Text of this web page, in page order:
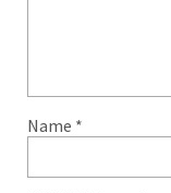
Name *